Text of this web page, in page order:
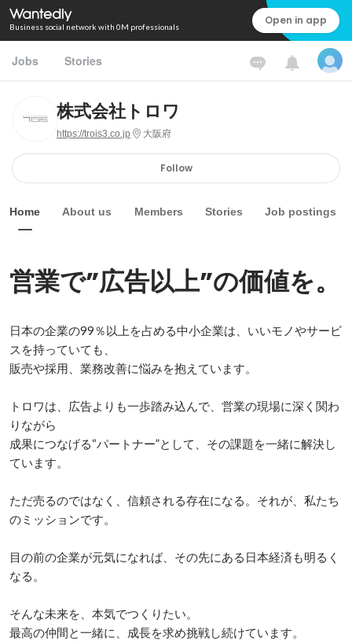
Business social network with 0M professionals Open in app
Jobs Stories
株式会社トロワ
https://trois3.co.jp 大阪府
Follow
Home About us Members Stories Job postings
営業で”広告以上”の価値を。
日本の企業の99％以上を占める中小企業は、いいモノやサービ
スを持っていても、
販売や採用、業務改善に悩みを抱えています。
トロワは、広告よりも一歩踏み込んで、営業の現場に深く関わ
りながら
成果につなげる“パートナー”として、その課題を一緒に解決し
ています。
ただ売るのではなく、信頼される存在になる。それが、私たち
のミッションです。
目の前の企業が元気になれば、その先にある日本経済も明るく
なる。
そんな未来を、本気でつくりたい。
最高の仲間と一緒に、成長を求め挑戦し続けています。